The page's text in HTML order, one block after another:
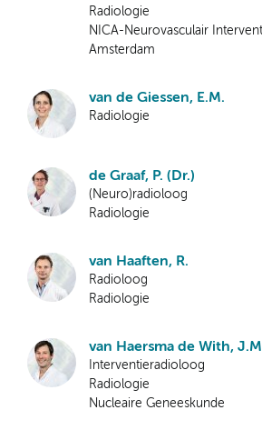
Radiologie
NICA-Neurovasculair
Amsterdam
van de Giessen, E.M.
Radiologie
de Graaf, P. (Dr.)
(Neuro)radioloog
Radiologie
van Haaften, R.
Radioloog
Radiologie
van Haersma de With,
Interventieradioloog
Radiologie
Nucleaire Geneeskunde